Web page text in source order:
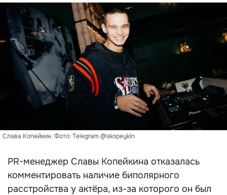
Слава Копейкин. Фото: Telegram @skopeykin
PR-менеджер Славы Копейкина отказалась
комментировать наличие биполярного
расстройства у актёра, из-за которого он был